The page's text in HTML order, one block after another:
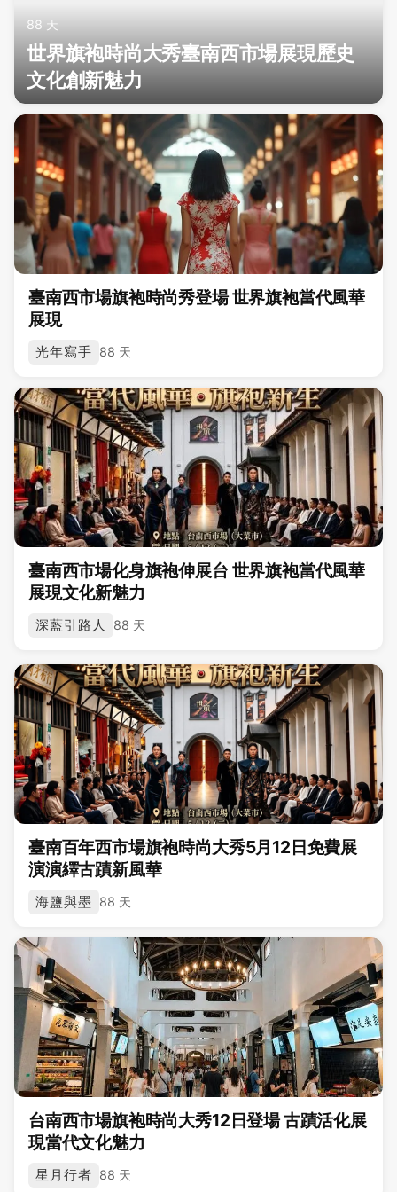
88 天
世界旗袍時尚大秀臺南西市場展現歷史
文化創新魅力
臺南西市場旗袍時尚秀登場 世界旗袍當代風華
展現
光年寫手 88 天
臺南西市場化身旗袍伸展台 世界旗袍當代風華
展現文化新魅力
深藍引路人 88 天
臺南百年西市場旗袍時尚大秀5月12日免費展
演演繹古蹟新風華
海鹽與墨 88 天
台南西市場旗袍時尚大秀12日登場 古蹟活化展
現當代文化魅力
星月行者 88 天